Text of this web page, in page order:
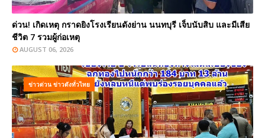
ด่วน! เกิดเหตุ กราดยิงโรงเรียนดังย่าน นนทบุรี เจ็บนับสิบ และมีเสีย
ชีวิต 7 รวมผู้ก่อเหตุ
AUGUST 06, 2026
ข่าวด่วน ข่าวดังทั่วไทย